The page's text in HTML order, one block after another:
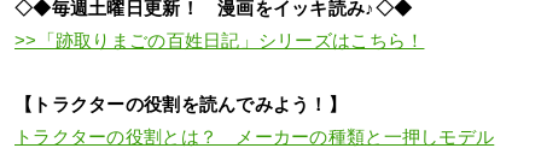
◇◆毎週土曜日更新！ 漫画をイッキ読み♪◇◆
>>「跡取りまごの百姓日記」シリーズはこちら！
【トラクターの役割を読んでみよう！】
トラクターの役割とは？ メーカーの種類と一押しモデル